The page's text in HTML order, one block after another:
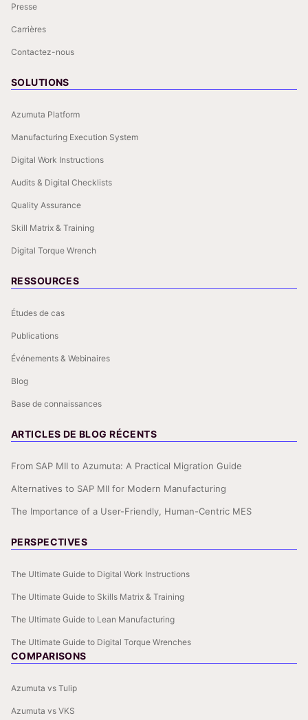
Presse
Carrières
Contactez-nous
SOLUTIONS
Azumuta Platform
Manufacturing Execution System
Digital Work Instructions
Audits & Digital Checklists
Quality Assurance
Skill Matrix & Training
Digital Torque Wrench
RESSOURCES
Études de cas
Publications
Événements & Webinaires
Blog
Base de connaissances
ARTICLES DE BLOG RÉCENTS
From SAP MII to Azumuta: A Practical Migration Guide
Alternatives to SAP MII for Modern Manufacturing
The Importance of a User-Friendly, Human-Centric MES
PERSPECTIVES
The Ultimate Guide to Digital Work Instructions
The Ultimate Guide to Skills Matrix & Training
The Ultimate Guide to Lean Manufacturing
The Ultimate Guide to Digital Torque Wrenches
COMPARISONS
Azumuta vs Tulip
Azumuta vs VKS